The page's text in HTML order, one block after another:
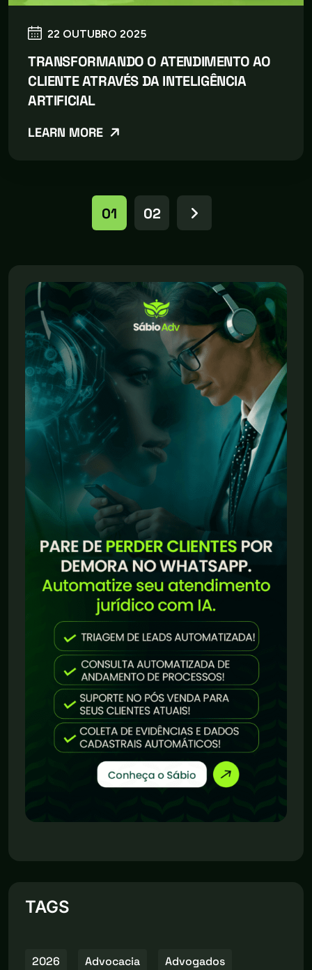
22 OUTUBRO 2025
TRANSFORMANDO O ATENDIMENTO AO
CLIENTE ATRAVÉS DA INTELIGÊNCIA
ARTIFICIAL
LEARN MORE
01 02
TAGS
2026 Advocacia Advogados